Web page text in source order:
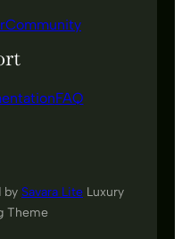
Community
FAQ
by Savara Lite Luxury
Theme